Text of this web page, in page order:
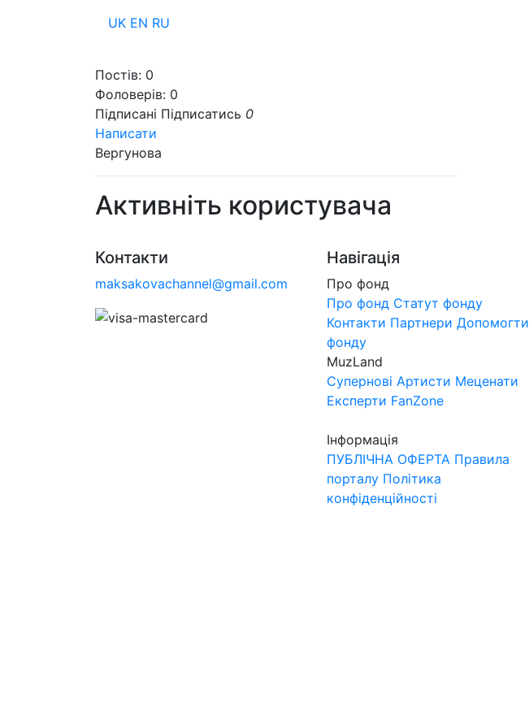
UK EN RU
Постів: 0
Фоловерів: 0
Підписані Підписатись 0
Написати
Вергунова
Активніть користувача
Контакти
maksakovachannel@gmail.com
Навігація
Про фонд
Про фонд Статут фонду
Контакти Партнери Допомогти
фонду
MuzLand
Супернові Артисти Меценати
Експерти FanZone
Інформація
ПУБЛІЧНА ОФЕРТА Правила
порталу Політика
конфіденційності